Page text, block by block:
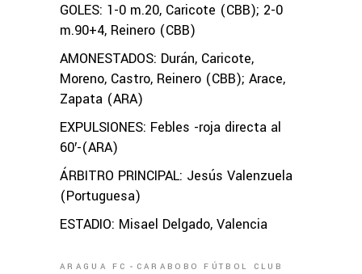
GOLES: 1-0 m.20, Caricote (CBB); 2-0
m.90+4, Reinero (CBB)
AMONESTADOS: Durán, Caricote,
Moreno, Castro, Reinero (CBB); Arace,
Zapata (ARA)
EXPULSIONES: Febles -roja directa al
60′-(ARA)
ÁRBITRO PRINCIPAL: Jesús Valenzuela
(Portuguesa)
ESTADIO: Misael Delgado, Valencia
ARAGUA FC CARABOBO FÚTBOL CLUB